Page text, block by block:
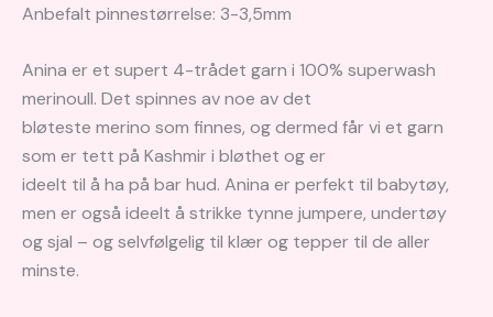
Anbefalt pinnestørrelse: 3-3,5mm
Anina er et supert 4-trådet garn i 100% superwash
merinoull. Det spinnes av noe av det
bløteste merino som finnes, og dermed får vi et garn
som er tett på Kashmir i bløthet og er
ideelt til å ha på bar hud. Anina er perfekt til babytøy,
men er også ideelt å strikke tynne jumpere, undertøy
og sjal – og selvfølgelig til klær og tepper til de aller
minste.